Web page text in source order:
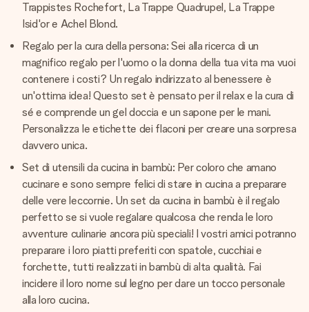
Trappistes Rochefort, La Trappe Quadrupel, La Trappe
Isid'or e Achel Blond.
Regalo per la cura della persona: Sei alla ricerca di un
magnifico regalo per l'uomo o la donna della tua vita ma vuoi
contenere i costi? Un regalo indirizzato al benessere è
un'ottima idea! Questo set è pensato per il relax e la cura di
sé e comprende un gel doccia e un sapone per le mani.
Personalizza le etichette dei flaconi per creare una sorpresa
davvero unica.
Set di utensili da cucina in bambù: Per coloro che amano
cucinare e sono sempre felici di stare in cucina a preparare
delle vere leccornie. Un set da cucina in bambù è il regalo
perfetto se si vuole regalare qualcosa che renda le loro
avventure culinarie ancora più speciali! I vostri amici potranno
preparare i loro piatti preferiti con spatole, cucchiai e
forchette, tutti realizzati in bambù di alta qualità. Fai
incidere il loro nome sul legno per dare un tocco personale
alla loro cucina.